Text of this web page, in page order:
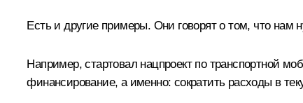
Есть и другие примеры. Они говорят о том, что нам
Например, стартовал нацпроект по транспортной
финансирование, а именно: сократить расходы в